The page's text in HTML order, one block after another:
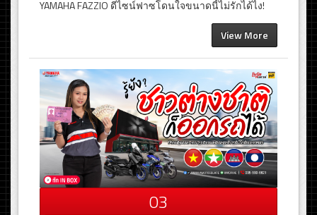
YAMAHA FAZZIO ดีไซน์ฟาซโดนใจขนาดนี้ไม่รักได้ไง!
View More
03